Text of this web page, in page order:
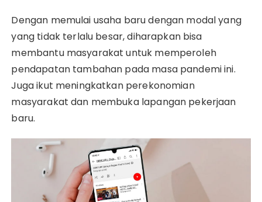
Dengan memulai usaha baru dengan modal yang
yang tidak terlalu besar, diharapkan bisa
membantu masyarakat untuk memperoleh
pendapatan tambahan pada masa pandemi ini.
Juga ikut meningkatkan perekonomian
masyarakat dan membuka lapangan pekerjaan
baru.